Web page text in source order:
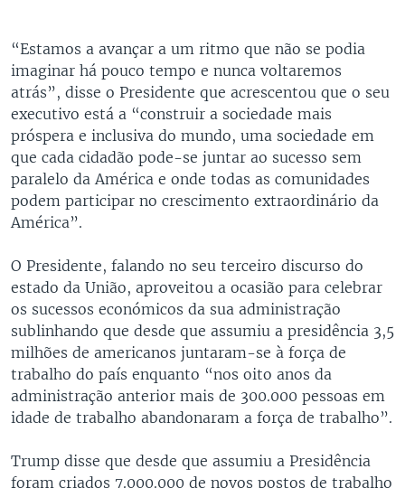
“Estamos a avançar a um ritmo que não se podia
imaginar há pouco tempo e nunca voltaremos
atrás”, disse o Presidente que acrescentou que o seu
executivo está a “construir a sociedade mais
próspera e inclusiva do mundo, uma sociedade em
que cada cidadão pode-se juntar ao sucesso sem
paralelo da América e onde todas as comunidades
podem participar no crescimento extraordinário da
América”.
O Presidente, falando no seu terceiro discurso do
estado da União, aproveitou a ocasião para celebrar
os sucessos económicos da sua administração
sublinhando que desde que assumiu a presidência 3,5
milhões de americanos juntaram-se à força de
trabalho do país enquanto “nos oito anos da
administração anterior mais de 300.000 pessoas em
idade de trabalho abandonaram a força de trabalho”.
Trump disse que desde que assumiu a Presidência
foram criados 7.000.000 de novos postos de trabalho